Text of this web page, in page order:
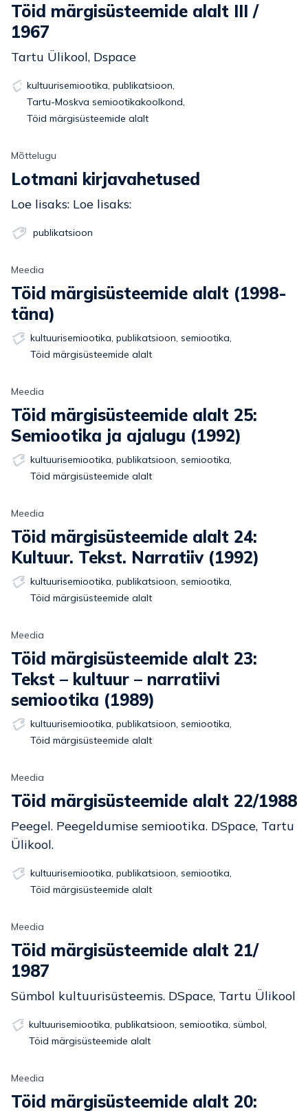
Töid märgisüsteemide alalt III /
1967
Tartu Ülikool, Dspace
kultuurisemiootika, publikatsioon,
Tartu-Moskva semiootikakoolkond,
Töid märgisüsteemide alalt
Mõttelugu
Lotmani kirjavahetused
Loe lisaks: Loe lisaks:
publikatsioon
Meedia
Töid märgisüsteemide alalt (1998-
täna)
kultuurisemiootika, publikatsioon, semiootika,
Töid märgisüsteemide alalt
Meedia
Töid märgisüsteemide alalt 25:
Semiootika ja ajalugu (1992)
kultuurisemiootika, publikatsioon, semiootika,
Töid märgisüsteemide alalt
Meedia
Töid märgisüsteemide alalt 24:
Kultuur. Tekst. Narratiiv (1992)
kultuurisemiootika, publikatsioon, semiootika,
Töid märgisüsteemide alalt
Meedia
Töid märgisüsteemide alalt 23:
Tekst – kultuur – narratiivi
semiootika (1989)
kultuurisemiootika, publikatsioon, semiootika,
Töid märgisüsteemide alalt
Meedia
Töid märgisüsteemide alalt 22/1988
Peegel. Peegeldumise semiootika. DSpace, Tartu
Ülikool.
kultuurisemiootika, publikatsioon, semiootika,
Töid märgisüsteemide alalt
Meedia
Töid märgisüsteemide alalt 21/
1987
Sümbol kultuurisüsteemis. DSpace, Tartu Ülikool
kultuurisemiootika, publikatsioon, semiootika, sümbol,
Töid märgisüsteemide alalt
Meedia
Töid märgisüsteemide alalt 20: